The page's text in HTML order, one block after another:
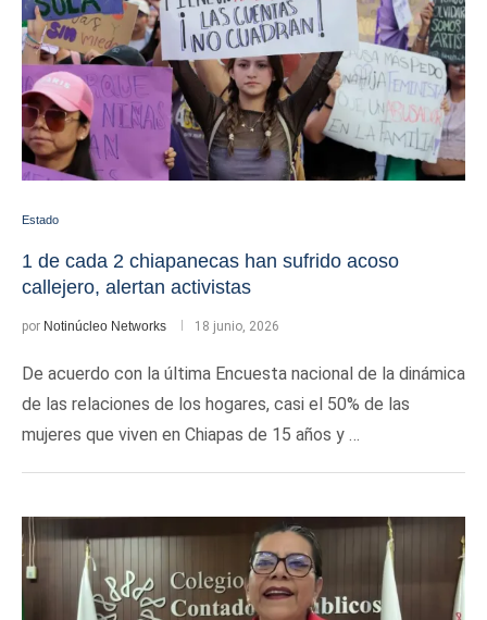
Estado
1 de cada 2 chiapanecas han sufrido acoso
callejero, alertan activistas
por Notinúcleo Networks 18 junio, 2026
De acuerdo con la última Encuesta nacional de la dinámica
de las relaciones de los hogares, casi el 50% de las
mujeres que viven en Chiapas de 15 años y …